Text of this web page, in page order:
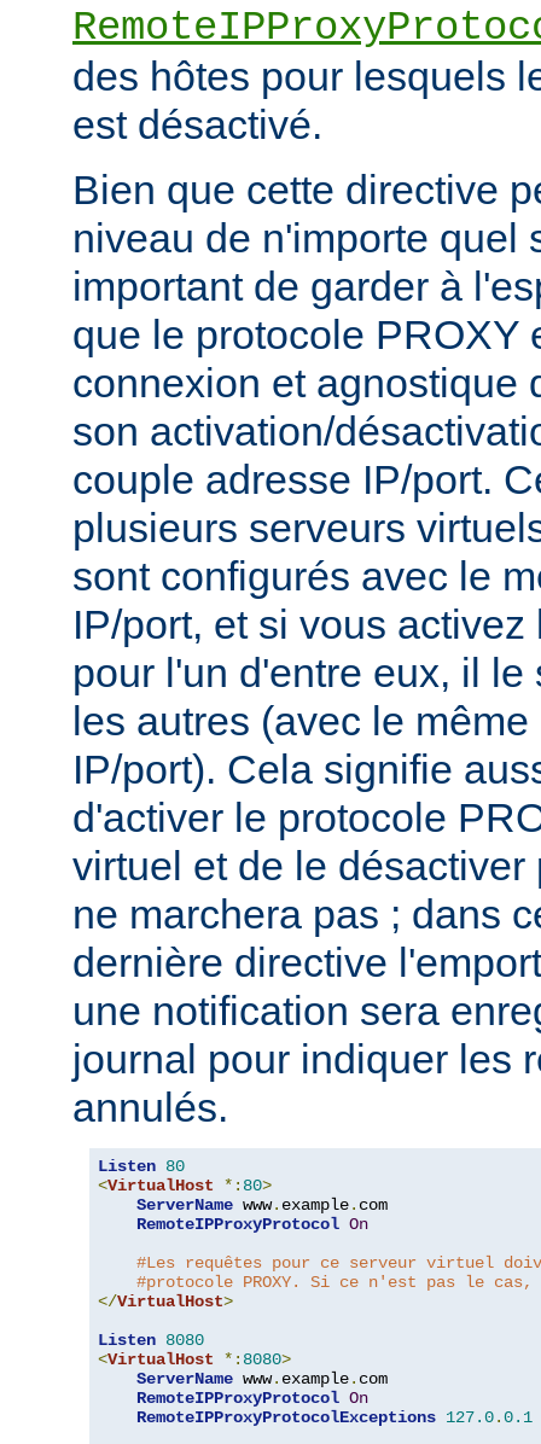
des hôtes pour lesquels
est désactivé.
Bien que cette directive
niveau de n'importe quel
important de garder à
que le protocole PROXY
connexion et agnostique
son activation/
couple adresse IP/port.
plusieurs serveurs
sont configurés avec le
IP/port, et si vous
pour l'un d'entre eux, il
les autres (avec le
IP/port). Cela signifie
d'activer le protocole
virtuel et de le
ne marchera pas ; dans
dernière directive
une notification sera
journal pour indiquer les
annulés.
Listen 80
<VirtualHost *: 80>
ServerName www. example. com
RemoteIPProxyProtocol On
#Les requêtes pour ce serveur virtuel
#protocole PROXY. Si ce n'est pas le
</VirtualHost>
Listen 8080
<VirtualHost *: 8080>
ServerName www. example. com
RemoteIPProxyProtocol On
RemoteIPProxyProtocolExceptions 127.0.0.1